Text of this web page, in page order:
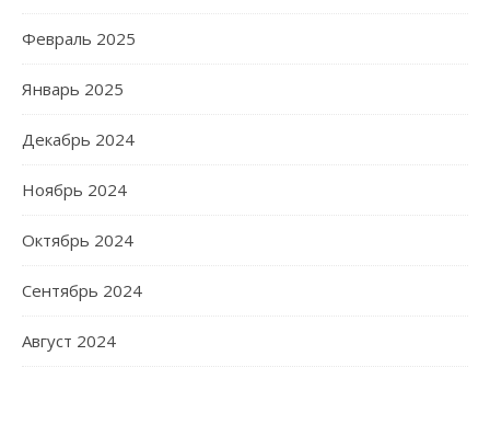
Февраль 2025
Январь 2025
Декабрь 2024
Ноябрь 2024
Октябрь 2024
Сентябрь 2024
Август 2024